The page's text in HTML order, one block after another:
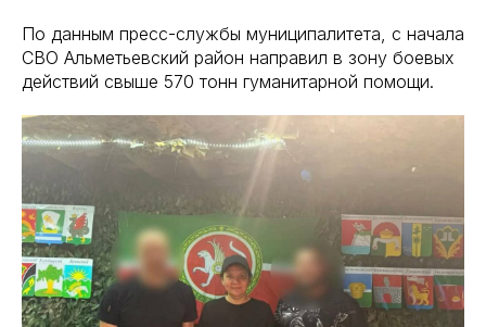
По данным пресс-службы муниципалитета, с начала
СВО Альметьевский район направил в зону боевых
действий свыше 570 тонн гуманитарной помощи.